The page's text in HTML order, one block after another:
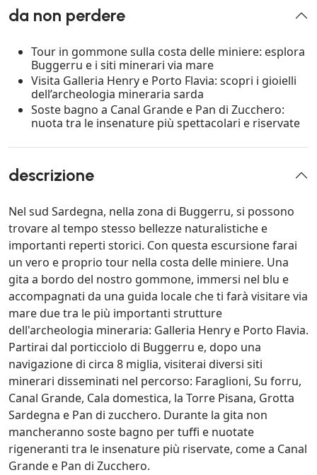
da non perdere
Tour in gommone sulla costa delle miniere: esplora
Buggerru e i siti minerari via mare
Visita Galleria Henry e Porto Flavia: scopri i gioielli
dell’archeologia mineraria sarda
Soste bagno a Canal Grande e Pan di Zucchero:
nuota tra le insenature più spettacolari e riservate
descrizione
Nel sud Sardegna, nella zona di Buggerru, si possono
trovare al tempo stesso bellezze naturalistiche e
importanti reperti storici. Con questa escursione farai
un vero e proprio tour nella costa delle miniere. Una
gita a bordo del nostro gommone, immersi nel blu e
accompagnati da una guida locale che ti farà visitare via
mare due tra le più importanti strutture
dell'archeologia mineraria: Galleria Henry e Porto Flavia.
Partirai dal porticciolo di Buggerru e, dopo una
navigazione di circa 8 miglia, visiterai diversi siti
minerari disseminati nel percorso: Faraglioni, Su forru,
Canal Grande, Cala domestica, la Torre Pisana, Grotta
Sardegna e Pan di zucchero. Durante la gita non
mancheranno soste bagno per tuffi e nuotate
rigeneranti tra le insenature più riservate, come a Canal
Grande e Pan di Zucchero.